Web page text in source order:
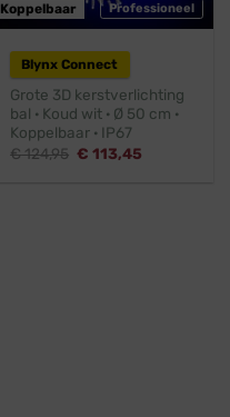
Professioneel
Koppelbaar
Blynx Connect
Grote 3D kerstverlichting
bal · Koud wit · Ø 50 cm ·
Koppelbaar · IP67
€124,95 Oorspronkelijke
€ 113,45